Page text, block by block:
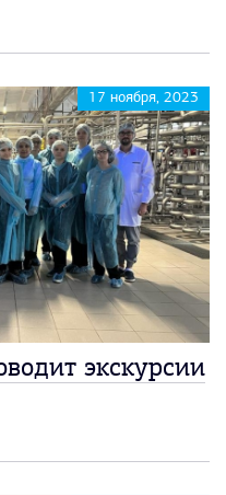
17 ноября, 2023
экскурсии